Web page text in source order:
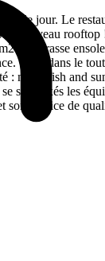
le jour. Le
nouveau
de terrasse
Situé dans le
: meat, fish and
sont fixés les
son service de